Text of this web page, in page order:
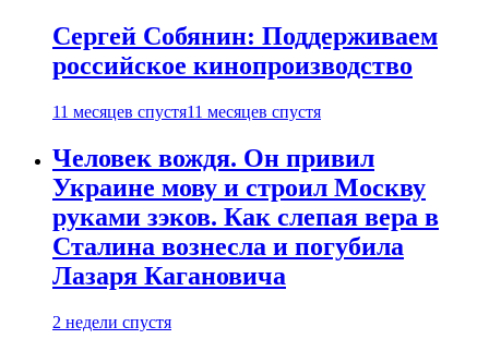
Сергей Собянин: Поддерживаем
российское кинопроизводство
11 месяцев спустя11 месяцев спустя
Человек вождя. Он привил
Украине мову и строил Москву
руками зэков. Как слепая вера в
Сталина вознесла и погубила
Лазаря Кагановича
2 недели спустя